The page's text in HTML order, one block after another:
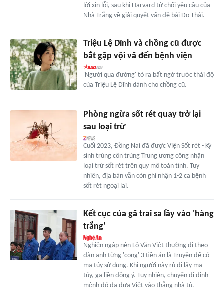
lời xin lỗi, sau khi Harvard từ chối yêu cầu của
Nhà Trắng về giải quyết vấn đề bài Do Thái.
Triệu Lệ Dĩnh và chồng cũ được
bắt gặp vội vã đến bệnh viện
'Người qua đường' tỏ ra bất ngờ trước thái độ
của Triệu Lệ Dĩnh dành cho chồng cũ.
Phòng ngừa sốt rét quay trở lại
sau loại trừ
Cuối 2023, Đồng Nai đã được Viện Sốt rét - Ký
sinh trùng côn trùng Trung ương công nhận
loại trừ sốt rét trên quy mô toàn tỉnh. Tuy
nhiên, địa bàn vẫn còn ghi nhận 1-2 ca bệnh
sốt rét ngoại lai.
Kết cục của gã trai sa lầy vào 'hàng
trắng'
Nghiện ngập nên Lô Văn Việt thường đi theo
đàn anh từng 'cõng' 3 tiền án là Truyền để có
ma túy sử dụng. Khi người này rủ đi lấy ma
túy, gã liền đồng ý. Tuy nhiên, chuyến đi định
mệnh đó đã đưa Việt vào thẳng nhà tù.